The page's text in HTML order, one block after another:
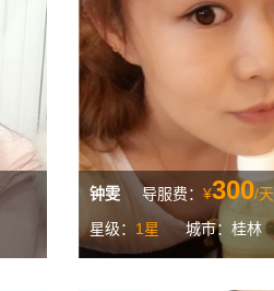
钟雯 导服费： ¥300/天
星级： 1星 城市：桂林